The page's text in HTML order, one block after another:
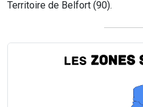
Territoire de Belfort (90).